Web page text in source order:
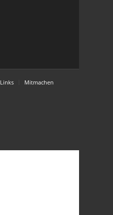
Links Mitmachen